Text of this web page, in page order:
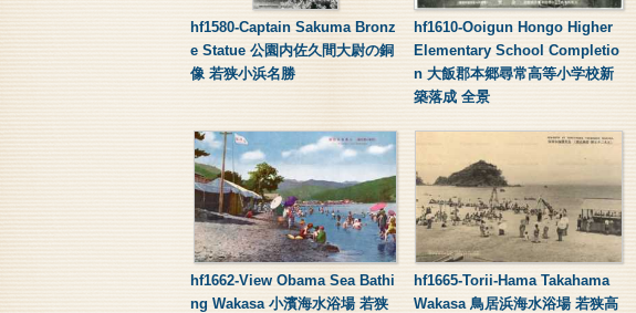
hf1580-Captain Sakuma Bronz
e Statue 公園内佐久間大尉の銅
像 若狭小浜名勝
hf1610-Ooigun Hongo Higher
Elementary School Completio
n 大飯郡本郷尋常高等小学校新
築落成 全景
hf1662-View Obama Sea Bathi
ng Wakasa 小濱海水浴場 若狭
hf1665-Torii-Hama Takahama
Wakasa 鳥居浜海水浴場 若狭高